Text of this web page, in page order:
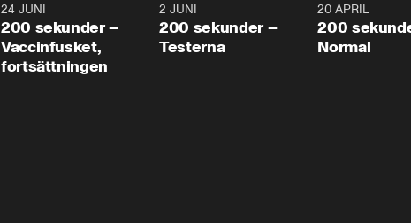
5:00
24 JUNI
200 sekunder –
Vaccinfusket,
fortsättningen
4:23
2 JUNI
200 sekunder –
Testerna
20 APRIL
200
Normal